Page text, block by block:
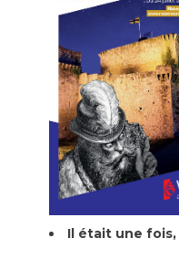
Il était une